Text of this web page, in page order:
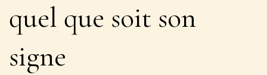
quel que soit son
signe